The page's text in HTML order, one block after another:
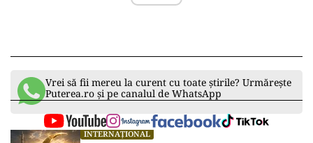
Vrei să fii mereu la curent cu toate știrile? Urmărește
Puterea.ro și pe canalul de WhatsApp
INTERNAȚIONAL